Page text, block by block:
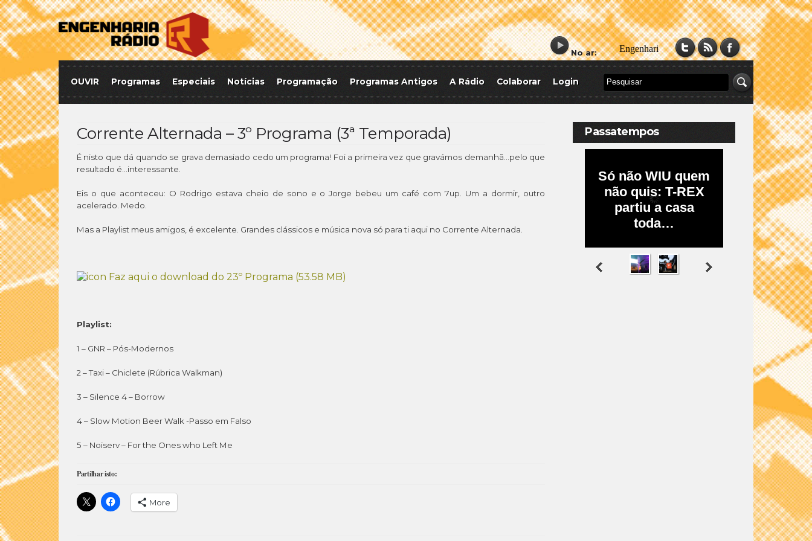
No ar:
OUVIR Programas Especiais Notícias Programação Programas Antigos A Rádio Colaborar Login
Corrente Alternada – 3º Programa (3ª Temporada)
É nisto que dá quando se grava demasiado cedo um programa! Foi a primeira vez que gravámos demanhã…pelo que
resultado é…interessante.
Eis o que aconteceu: O Rodrigo estava cheio de sono e o Jorge bebeu um café com 7up. Um a dormir, outro
acelerado. Medo.
Mas a Playlist meus amigos, é excelente. Grandes clássicos e música nova só para ti aqui no Corrente Alternada.
Faz aqui o download do 23º Programa (53.58 MB)
Playlist:
1 – GNR – Pós-Modernos
2 – Taxi – Chiclete (Rúbrica Walkman)
3 – Silence 4 – Borrow
4 – Slow Motion Beer Walk -Passo em Falso
5 – Noiserv – For the Ones who Left Me
Partilhar isto:
More
Passatempos